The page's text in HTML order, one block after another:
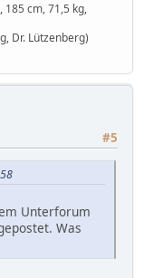
185 cm, 71,5 kg,
Dr. Lützenberg)
#5
Unterforum
Was